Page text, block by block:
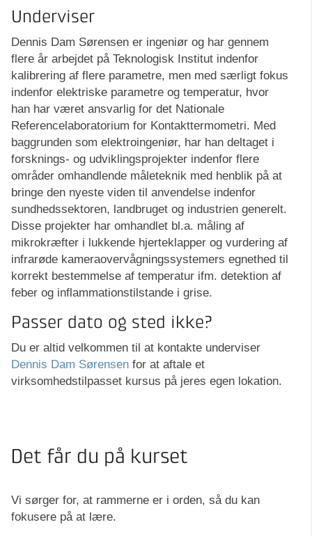
Underviser
Dennis Dam Sørensen er ingeniør og har gennem
flere år arbejdet på Teknologisk Institut indenfor
kalibrering af flere parametre, men med særligt fokus
indenfor elektriske parametre og temperatur, hvor
han har været ansvarlig for det Nationale
Referencelaboratorium for Kontakttermometri. Med
baggrunden som elektroingeniør, har han deltaget i
forsknings- og udviklingsprojekter indenfor flere
områder omhandlende måleteknik med henblik på at
bringe den nyeste viden til anvendelse indenfor
sundhedssektoren, landbruget og industrien generelt.
Disse projekter har omhandlet bl.a. måling af
mikrokræfter i lukkende hjerteklapper og vurdering af
infrarøde kameraovervågningssystemers egnethed til
korrekt bestemmelse af temperatur ifm. detektion af
feber og inflammationstilstande i grise.
Passer dato og sted ikke?
Du er altid velkommen til at kontakte underviser
Dennis Dam Sørensen for at aftale et
virksomhedstilpasset kursus på jeres egen lokation.
Det får du på kurset
Vi sørger for, at rammerne er i orden, så du kan
fokusere på at lære.